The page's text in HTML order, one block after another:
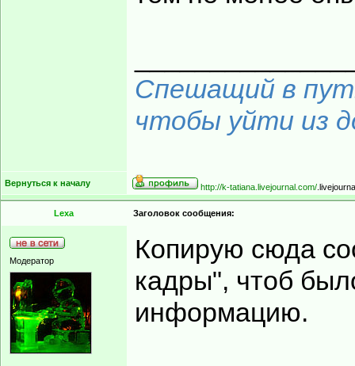
Спешащий в
чтобы уйти из
Вернуться к началу http://k-tatiana.livejournal.com/
Lexa Заголовок сообщения:
Модератор
Копирую сюда
кадры", чтоб
информацию.